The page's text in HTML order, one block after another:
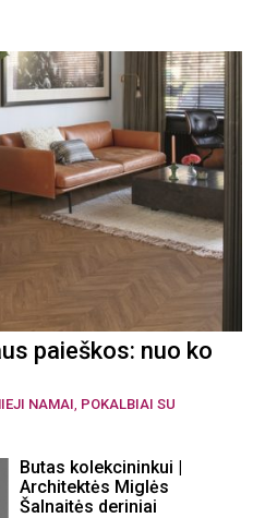
paieškos: nuo ko
NAMAI POKALBIAI SU
Butas kolekcininkui |
Architektės Miglės
Šalnaitės deriniai